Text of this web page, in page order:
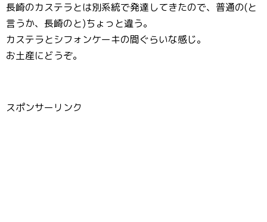
長崎のカステラとは別系統で発達してきたので、普通の(と
言うか、長崎のと)ちょっと違う。
カステラとシフォンケーキの間ぐらいな感じ。
お土産にどうぞ。
スポンサーリンク